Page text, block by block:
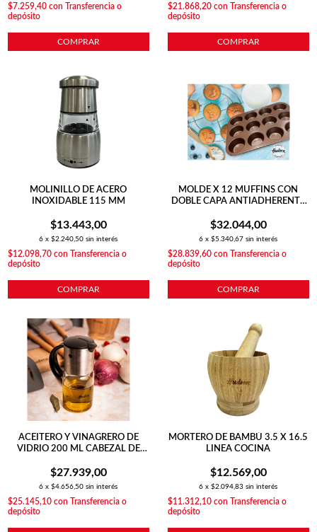
$7.259,40con Transferencia o
depósito
COMPRAR
$21.868,20con Transferencia o
depósito
COMPRAR
MOLINILLO DE ACERO
INOXIDABLE 115 MM
$13.443,00
6 x$2.240,50 sin interés
$12.098,70con Transferencia o
depósito
COMPRAR
MOLDE X 12 MUFFINS CON
DOBLE CAPA ANTIADHERENTE
$32.044,00
6 x$5.340,67 sin interés
$28.839,60con Transferencia o
depósito
COMPRAR
ACEITERO Y VINAGRERO DE
VIDRIO 200 ML CABEZAL DE
$27.939,00
6 x$4.656,50 sin interés
$25.145,10con Transferencia o
depósito
MORTERO DE BAMBÚ 3.5 X 16.5
LINEA COCINA
$12.569,00
6 x$2.094,83 sin interés
$11.312,10con Transferencia o
depósito